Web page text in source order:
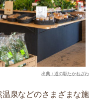
出典：道の駅たかねざわ
泉などのさまざまな施